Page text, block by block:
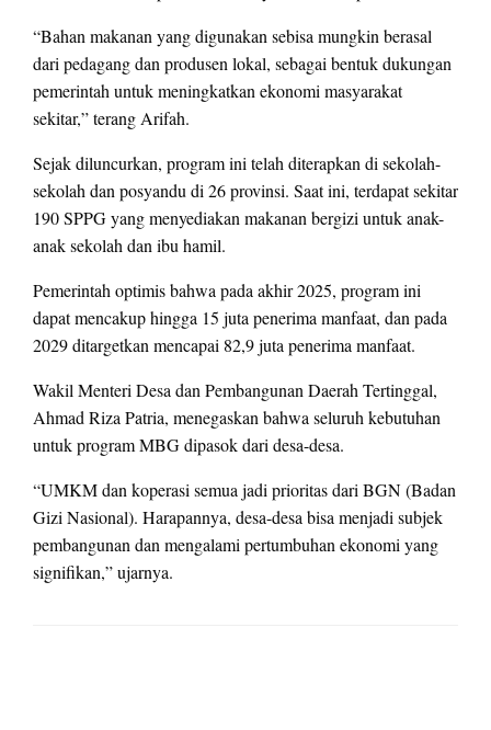
“Bahan makanan yang digunakan sebisa mungkin berasal
dari pedagang dan produsen lokal, sebagai bentuk dukungan
pemerintah untuk meningkatkan ekonomi masyarakat
sekitar,” terang Arifah.
Sejak diluncurkan, program ini telah diterapkan di sekolah-
sekolah dan posyandu di 26 provinsi. Saat ini, terdapat sekitar
190 SPPG yang menyediakan makanan bergizi untuk anak-
anak sekolah dan ibu hamil.
Pemerintah optimis bahwa pada akhir 2025, program ini
dapat mencakup hingga 15 juta penerima manfaat, dan pada
2029 ditargetkan mencapai 82,9 juta penerima manfaat.
Wakil Menteri Desa dan Pembangunan Daerah Tertinggal,
Ahmad Riza Patria, menegaskan bahwa seluruh kebutuhan
untuk program MBG dipasok dari desa-desa.
“UMKM dan koperasi semua jadi prioritas dari BGN (Badan
Gizi Nasional). Harapannya, desa-desa bisa menjadi subjek
pembangunan dan mengalami pertumbuhan ekonomi yang
signifikan,” ujarnya.